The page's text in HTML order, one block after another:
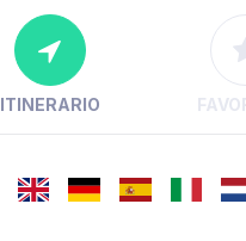
ITINERARIO